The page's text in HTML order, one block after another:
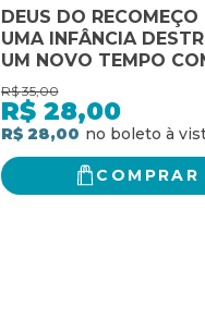
DEUS DO RECOMEÇO
UMA INFÂNCIA
UM NOVO TEMPO
R$ 35,00
R$ 28,00
R$ 28,00
COMPRAR